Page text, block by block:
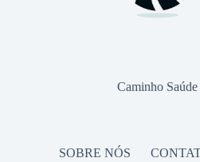
Caminho Saúde
SOBRE NÓS